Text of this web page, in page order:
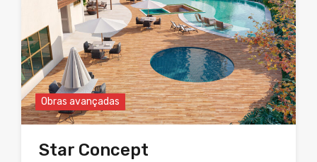
Obras avançadas
Star Concept